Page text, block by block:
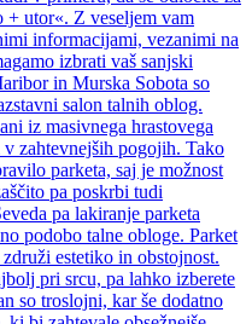
+ utor«. Z veseljem vam
informacijami, vezanimi na
izbrati vaš sanjski
in Murska Sobota so
salon talnih oblog.
iz masivnega hrastovega
zahtevnejših pogojih. Tako
parketa, saj je možnost
pa poskrbi tudi
pa lakiranje parketa
podobo talne obloge. Parket
estetiko in obstojnost.
pri srcu, pa lahko izberete
so troslojni, kar še dodatno